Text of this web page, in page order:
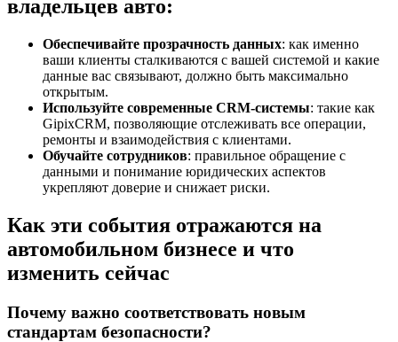
владельцев авто:
Обеспечивайте прозрачность данных: как именно
ваши клиенты сталкиваются с вашей системой и какие
данные вас связывают, должно быть максимально
открытым.
Используйте современные CRM-системы: такие как
GipixCRM, позволяющие отслеживать все операции,
ремонты и взаимодействия с клиентами.
Обучайте сотрудников: правильное обращение с
данными и понимание юридических аспектов
укрепляют доверие и снижает риски.
Как эти события отражаются на
автомобильном бизнесе и что
изменить сейчас
Почему важно соответствовать новым
стандартам безопасности?